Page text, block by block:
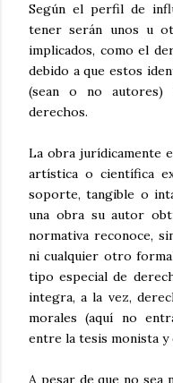
Según el perfil de
tener serán unos u
implicados, como el
debido a que estos
(sean o no autores)
derechos.
La obra jurídicamente
artística o científica
soporte, tangible o
una obra su autor
normativa reconoce,
ni cualquier otro
tipo especial de
integra, a la vez,
morales (aquí no
entre la tesis monista y
A pesar de que no